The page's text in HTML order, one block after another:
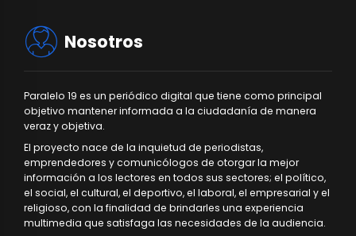
Nosotros
Paralelo 19 es un periódico digital que tiene como principal
objetivo mantener informada a la ciudadanía de manera
veraz y objetiva.
El proyecto nace de la inquietud de periodistas,
emprendedores y comunicólogos de otorgar la mejor
información a los lectores en todos sus sectores; el político,
el social, el cultural, el deportivo, el laboral, el empresarial y el
religioso, con la finalidad de brindarles una experiencia
multimedia que satisfaga las necesidades de la audiencia.